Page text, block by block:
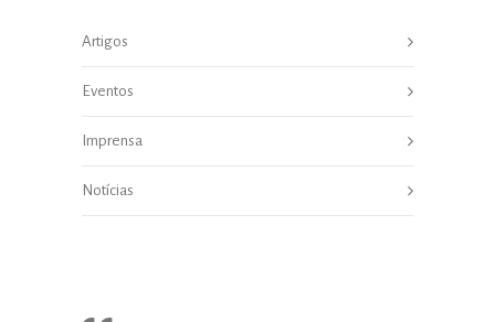
Artigos
Eventos
Imprensa
Notícias